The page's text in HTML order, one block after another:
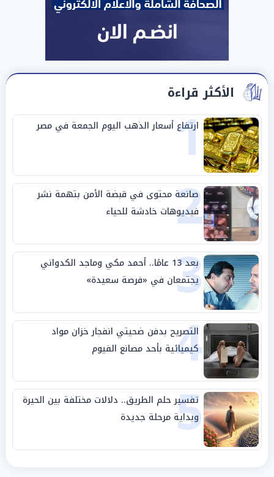
الأكثر قراءة
1
ارتفاع أسعار الذهب اليوم الجمعة في مصر
2
صانعة محتوى في قبضة الأمن بتهمة نشر
فيديوهات خادشة للحياء
3 بعد 13 عامًا.. أحمد مكي وماجد الكدواني
يجتمعان في «فرصة سعيدة»
4
التصريح بدفن ضحيتي انفجار خزان مواد
كيميائية بأحد مصانع الفيوم
5
تفسير حلم الطريق.. دلالات مختلفة بين الحيرة
وبداية مرحلة جديدة